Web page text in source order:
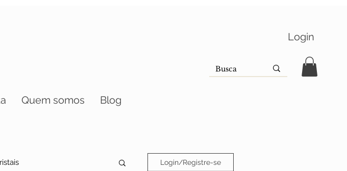
Login
Quem somos Blog
Login/Registre-se